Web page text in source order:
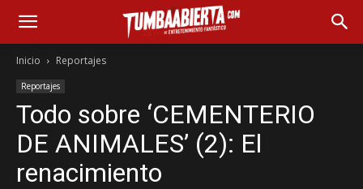
Inicio Reportajes
Reportajes
Todo sobre ‘CEMENTERIO
DE ANIMALES’ (2): El
renacimiento